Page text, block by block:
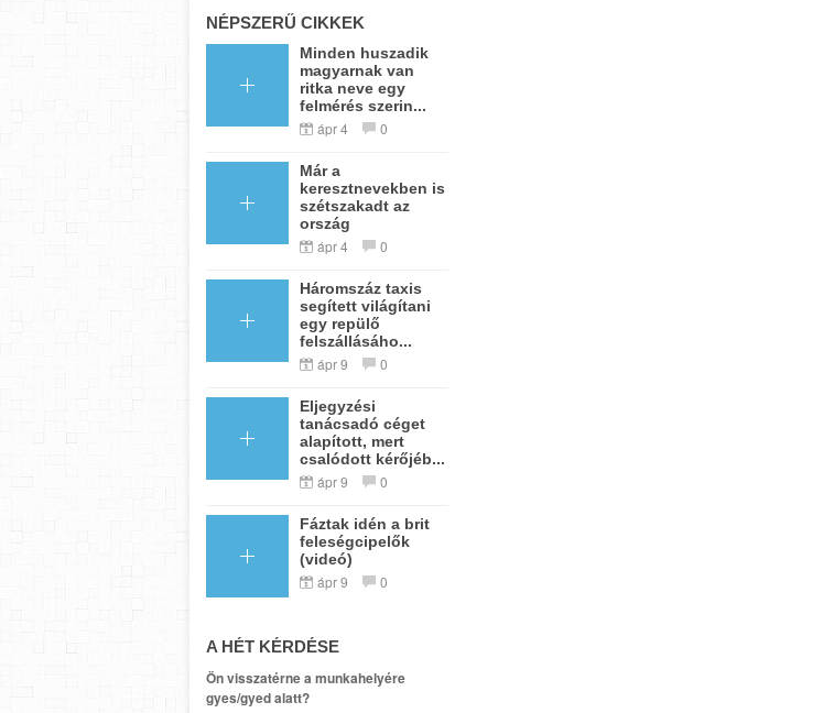
NÉPSZERŰ CIKKEK
Minden huszadik
magyarnak van
ritka neve egy
felmérés szerin...
ápr 4 0
Már a
keresztnevekben is
szétszakadt az
ország
ápr 4 0
Háromszáz taxis
segített világítani
egy repülő
felszállásáho...
ápr 9 0
Eljegyzési
tanácsadó céget
alapított, mert
csalódott kérőjéb...
ápr 9 0
Fáztak idén a brit
feleségcipelők
(videó)
ápr 9 0
A HÉT KÉRDÉSE
Ön visszatérne a munkahelyére
gyes/gyed alatt?